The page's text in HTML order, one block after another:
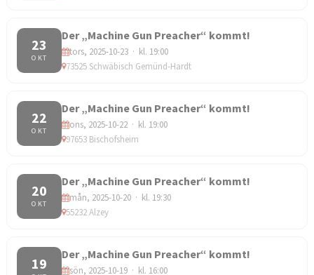
23
OKT
Der „Machine Gun Preacher“ kommt!
tors, 2025-10-23 · kl. 19:00
73525 Schwäbisch Gemünd-Hardt
22
OKT
Der „Machine Gun Preacher“ kommt!
ons, 2025-10-22 · kl. 19:00
97653 Bischofsheim
20
OKT
Der „Machine Gun Preacher“ kommt!
mån, 2025-10-20 · kl. 19:30
55232 Alzey
19
Der „Machine Gun Preacher“ kommt!
sön, 2025-10-19 · kl. 16:00